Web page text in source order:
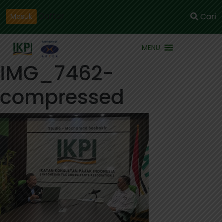
Masuk Cari
MENU
IMG_7462-
compressed